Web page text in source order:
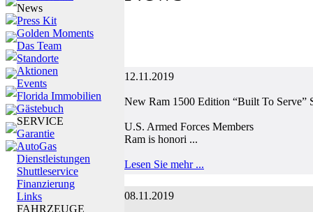
News
Press Kit
Golden Moments
Das Team
Standorte
Aktionen
Events
Florida Immobilien
Gästebuch
SERVICE
Garantie
AutoGas
Dienstleistungen
Shuttleservice
Finanzierung
Links
FAHRZEUGE
12.11.2019
New Ram 1500 Edition “Built To Serve”
U.S. Armed Forces Members
Ram is honori ...
Lesen Sie mehr ...
08.11.2019